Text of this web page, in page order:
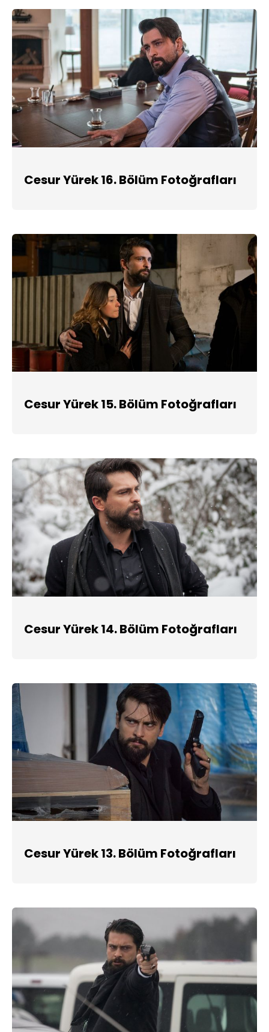
Cesur Yürek 16. Bölüm Fotoğrafları
Cesur Yürek 15. Bölüm Fotoğrafları
Cesur Yürek 14. Bölüm Fotoğrafları
Cesur Yürek 13. Bölüm Fotoğrafları